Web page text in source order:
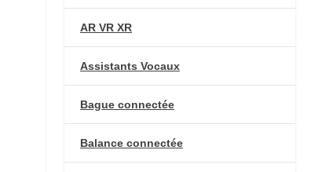
AR VR XR
Assistants Vocaux
Bague connectée
Balance connectée